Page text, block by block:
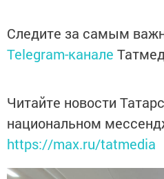
Следите за самым
Telegram-канале
Читайте новости
национальном
https://max.ru/tatmedia